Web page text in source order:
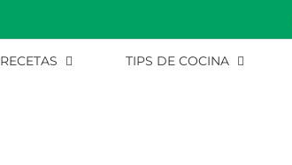
RECETAS TIPS DE COCINA